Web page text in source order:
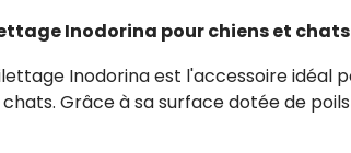
Inodorina pour chiens et chats
idéal pour le soin quotidien du pelage des
à sa surface dotée de poils en silicone souple, il élimine